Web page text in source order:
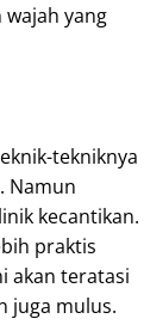
wajah yang
tekniknya
Namun
kecantikan.
praktis
akan teratasi
juga mulus.